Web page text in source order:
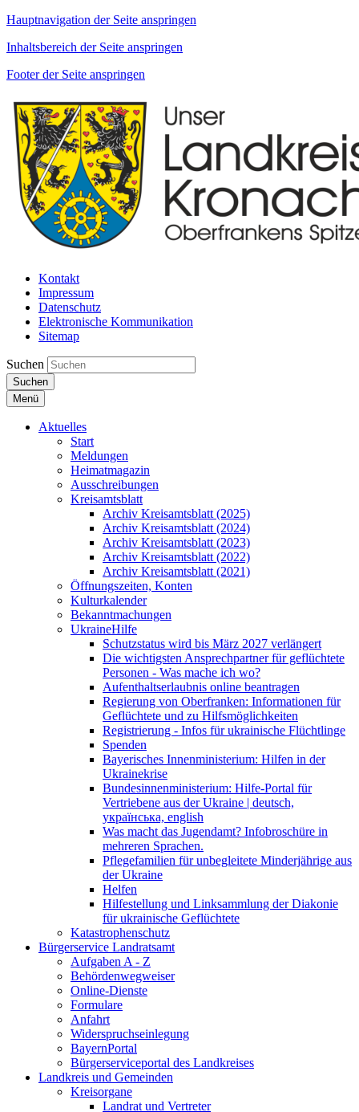
Hauptnavigation der Seite anspringen
Inhaltsbereich der Seite anspringen
Footer der Seite anspringen
Kontakt
Impressum
Datenschutz
Elektronische Kommunikation
Sitemap
Suchen
Suchen
Menü
Aktuelles
Start
Meldungen
Heimatmagazin
Ausschreibungen
Kreisamtsblatt
Archiv Kreisamtsblatt (2025)
Archiv Kreisamtsblatt (2024)
Archiv Kreisamtsblatt (2023)
Archiv Kreisamtsblatt (2022)
Archiv Kreisamtsblatt (2021)
Öffnungszeiten, Konten
Kulturkalender
Bekanntmachungen
UkraineHilfe
Schutzstatus wird bis März 2027 verlängert
Die wichtigsten Ansprechpartner für geflüchtete
Personen - Was mache ich wo?
Aufenthaltserlaubnis online beantragen
Regierung von Oberfranken: Informationen für
Geflüchtete und zu Hilfsmöglichkeiten
Registrierung - Infos für ukrainische Flüchtlinge
Spenden
Bayerisches Innenministerium: Hilfen in der
Ukrainekrise
Bundesinnenministerium: Hilfe-Portal für
Vertriebene aus der Ukraine | deutsch,
українська, english
Was macht das Jugendamt? Infobroschüre in
mehreren Sprachen.
Pflegefamilien für unbegleitete Minderjährige aus
der Ukraine
Helfen
Hilfestellung und Linksammlung der Diakonie
für ukrainische Geflüchtete
Katastrophenschutz
Bürgerservice Landratsamt
Aufgaben A - Z
Behördenwegweiser
Online-Dienste
Formulare
Anfahrt
Widerspruchseinlegung
BayernPortal
Bürgerserviceportal des Landkreises
Landkreis und Gemeinden
Kreisorgane
Landrat und Vertreter